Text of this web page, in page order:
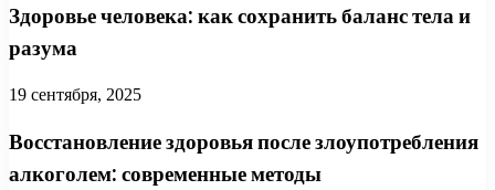
Здоровье человека: как сохранить баланс тела и
разума
19 сентября, 2025
Восстановление здоровья после злоупотребления
алкоголем: современные методы